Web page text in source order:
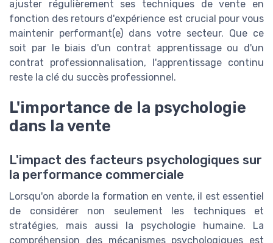
ajuster régulièrement ses techniques de vente en
fonction des retours d'expérience est crucial pour vous
maintenir performant(e) dans votre secteur. Que ce
soit par le biais d'un contrat apprentissage ou d'un
contrat professionnalisation, l'apprentissage continu
reste la clé du succès professionnel.
L'importance de la psychologie
dans la vente
L'impact des facteurs psychologiques sur
la performance commerciale
Lorsqu'on aborde la formation en vente, il est essentiel
de considérer non seulement les techniques et
stratégies, mais aussi la psychologie humaine. La
compréhension des mécanismes psychologiques est